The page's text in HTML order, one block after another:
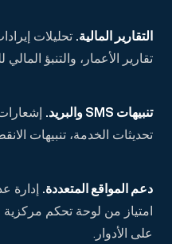
التقارير المالية. تحليلات
تقارير الأعمار، والتنبؤ
تنبيهات SMS والبريد .
تحديثات الخدمة، تنبيهات
دعم المواقع المتعددة.
امتياز من لوحة تحكم
على الأدوار.